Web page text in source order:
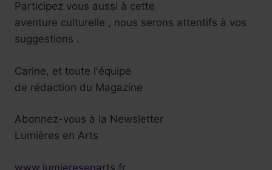
Participez vous aussi à cette
aventure culturelle , nous serons attentifs à vos
suggestions .
Carine, et toute l'équipe
de rédaction du Magazine
Abonnez-vous à la Newsletter
Lumières en Arts
www.lumieresenarts.fr